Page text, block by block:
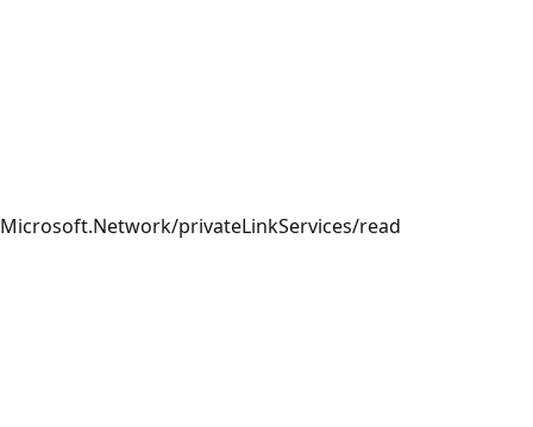
Microsoft.Network/privateLinkServices/read